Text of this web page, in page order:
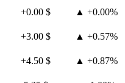
+0.00 $ ▲ +0.00%
+3.00 $ ▲ +0.57%
+4.50 $ ▲ +0.87%